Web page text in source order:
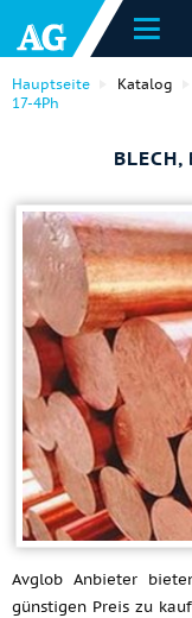
Hauptseite Katalog
17-4Ph
Avglob Anbieter
günstigen Preis zu